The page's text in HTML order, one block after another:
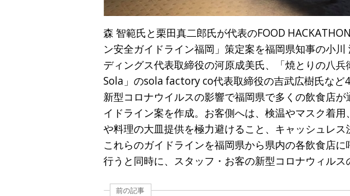
森 智範氏と栗田真二郎氏が代表のFOOD
ン安全ガイドライン福岡」策定案を福岡県知事の小
ディングス代表取締役の河原成美氏、「焼とりの八
Sola」のsola factory co代表取締役の吉武広樹氏など
新型コロナウイルスの影響で福岡県で多くの飲食店
イドライン案を作成。お客側へは、検温やマスク着
や料理の大皿提供を極力避けること、キャッシュレ
これらのガイドラインを福岡県から県内の各飲食店
行うと同時に、スタッフ・お客の新型コロナウィルス
前の記事